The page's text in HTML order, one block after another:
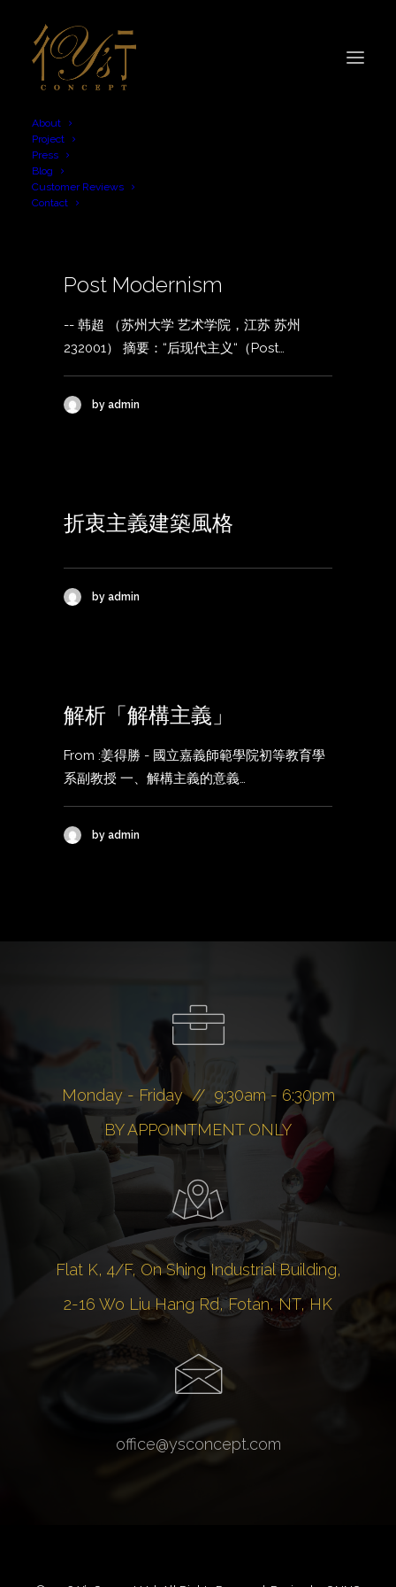
About
Project
Press
Blog
Customer Reviews
Contact
isms
Post Modernism
-- 韩超 （苏州大学 艺术学院，江苏 苏州
232001） 摘要：“后现代主义“（Post…
by admin
折衷主義建築風格
by admin
解析「解構主義」
From :姜得勝 - 國立嘉義師範學院初等教育學
系副教授 一、解構主義的意義…
by admin
Monday - Friday // 9:30am - 6:30pm
BY APPOINTMENT ONLY
Flat K, 4/F, On Shing Industrial Building,
2-16 Wo Liu Hang Rd, Fotan, NT, HK
office@ysconcept.com